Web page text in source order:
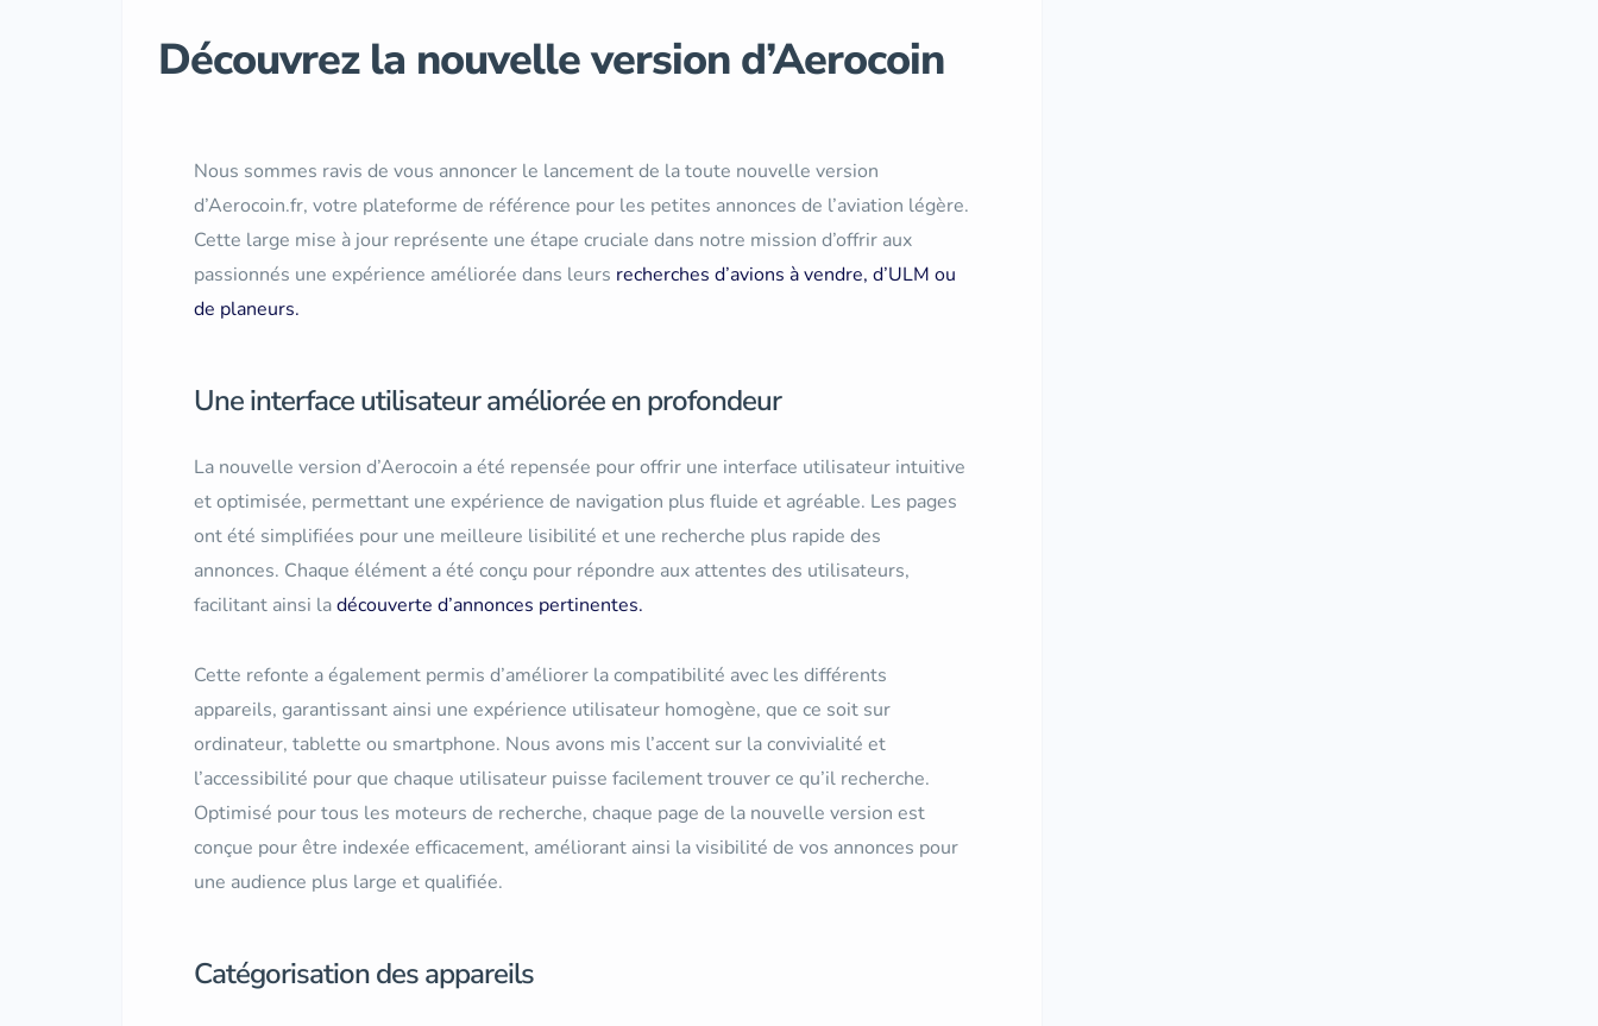
Découvrez la nouvelle version d’Aerocoin
Nous sommes ravis de vous annoncer le lancement de la toute nouvelle version
d’Aerocoin.fr, votre plateforme de référence pour les petites annonces de l’aviation légère.
Cette large mise à jour représente une étape cruciale dans notre mission d’offrir aux
passionnés une expérience améliorée dans leurs recherches d’avions à vendre, d’ULM ou
de planeurs.
Une interface utilisateur améliorée en profondeur
La nouvelle version d’Aerocoin a été repensée pour offrir une interface utilisateur intuitive
et optimisée, permettant une expérience de navigation plus fluide et agréable. Les pages
ont été simplifiées pour une meilleure lisibilité et une recherche plus rapide des
annonces. Chaque élément a été conçu pour répondre aux attentes des utilisateurs,
facilitant ainsi ladécouverte d’annonces pertinentes.
Cette refonte a également permis d’améliorer la compatibilité avec les différents
appareils, garantissant ainsi une expérience utilisateur homogène, que ce soit sur
ordinateur, tablette ou smartphone. Nous avons mis l’accent sur la convivialité et
l’accessibilité pour que chaque utilisateur puisse facilement trouver ce qu’il recherche.
Optimisé pour tous les moteurs de recherche, chaque page de la nouvelle version est
conçue pour être indexée efficacement, améliorant ainsi la visibilité de vos annonces pour
une audience plus large et qualifiée.
Catégorisation des appareils